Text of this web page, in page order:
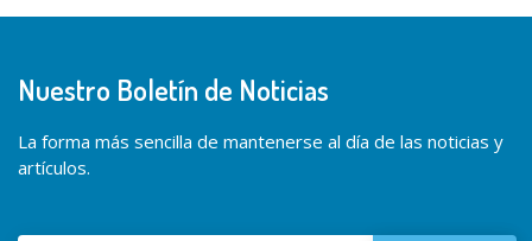
Nuestro Boletín de Noticias
La forma más sencilla de mantenerse al día de las noticias y
artículos.